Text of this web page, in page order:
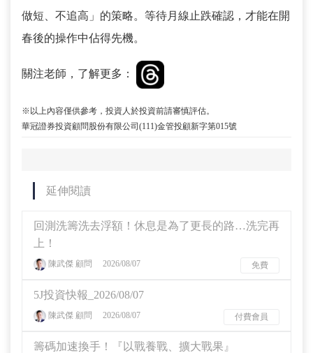
做短、不追高」的策略。等待月線止跌確認，才能在開
春後的操作中佔得先機。
關注老師，了解更多：
※以上內容僅供參考，投資人於投資前請審慎評估。
華冠證券投資顧問股份有限公司(111)金管投顧新字第015號
延伸閱讀
回測洗籌洗去浮額！休息是為了更長的路…洗完再
上！
陳武傑 顧問 2026/08/07 免費
5J投資快報_2026/08/07
陳武傑 顧問 2026/08/07 付費會員
籌碼加速換手！『以戰養戰、擴大戰果』